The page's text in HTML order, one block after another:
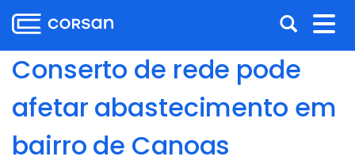
para
o
conteúdo
para
menu
para
o
conteúdo
Abrir
a
busca
Conserto de rede pode
afetar abastecimento em
bairro de Canoas